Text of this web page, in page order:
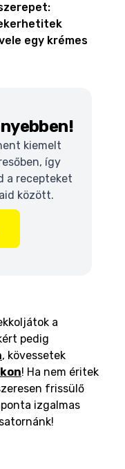
egy krémes
kiemelt
így
a recepteket
között.
a
pedig
, kövessetek
! Ha nem éritek
frissülő
izgalmas